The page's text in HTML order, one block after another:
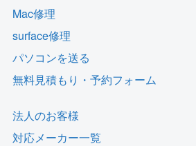
Mac修理
surface修理
パソコンを送る
無料見積もり・予約フォーム
法人のお客様
対応メーカー一覧